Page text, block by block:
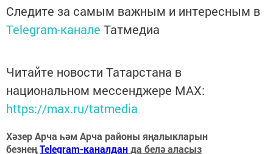
Следите за самым важным и интересным в
Telegram-канале Татмедиа
Читайте новости Татарстана в
национальном мессенджере MАХ:
https://max.ru/tatmedia
Хәзер Арча һәм Арча районы яңалыкларын
безнеңTelegram-каналданда белә аласыз